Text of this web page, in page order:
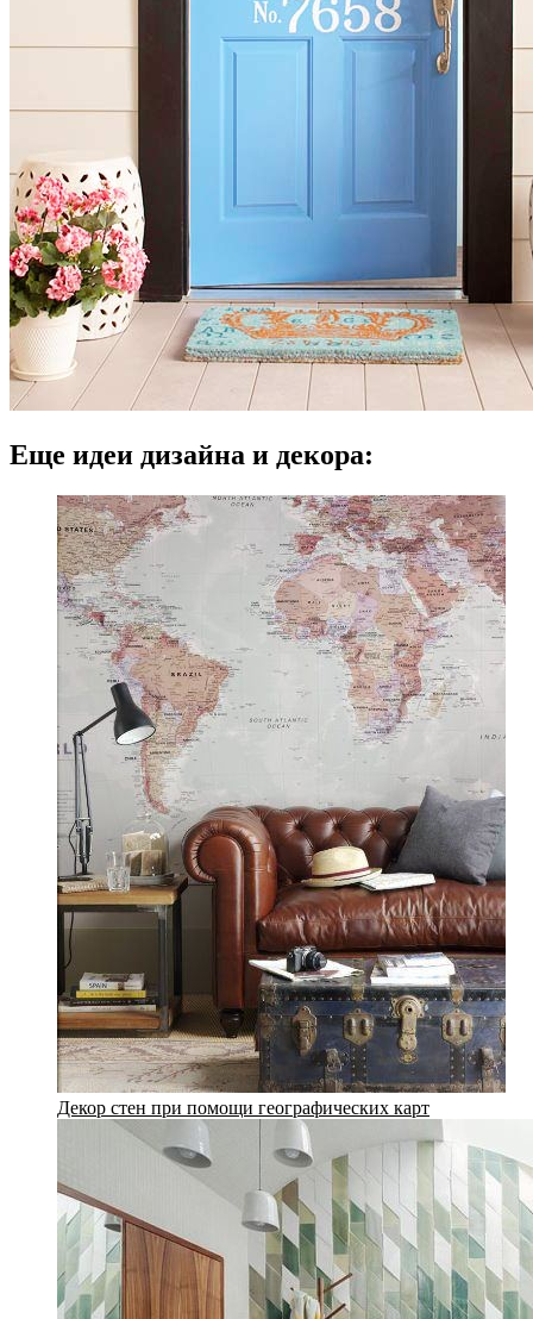
Еще идеи дизайна и декора:
Декор стен при помощи географических карт